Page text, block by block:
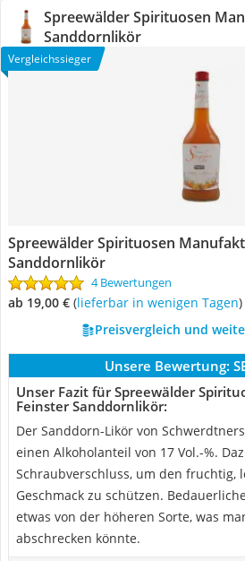
Spreewälder Spirituosen
Sanddornlikör
Vergleichssieger
Spreewälder Spirituosen
Sanddornlikör
4 Bewertungen
ab 19,00 € ( Lieferbar in wenigen Tagen)
Preisvergleich und
Unsere Bewertung:
Unser Fazit für Spreewälder
Feinster Sanddornlikör:
Der Sanddorn-Likör von
einen Alkoholanteil von 17 Vol.-%.
Schraubverschluss, um den fruchtig,
Geschmack zu schützen.
etwas von der höheren Sorte, was
abschrecken könnte.